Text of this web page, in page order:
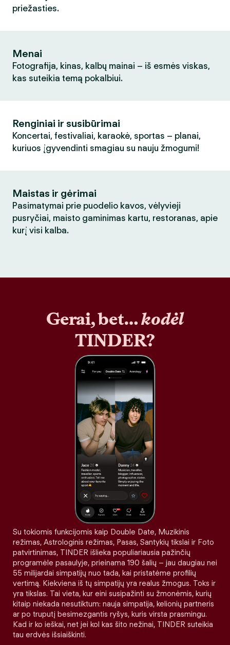
priežasties.
Menai
Fotografija, kinas, kalbų mainai – iš esmės viskas,
kas suteikia temą pokalbiui.
Renginiai ir susibūrimai
Koncertai, festivaliai, karaokė, sportas – planai,
kuriuos įgyvendinti smagiau su nauju žmogumi!
Maistas ir gėrimai
Pasimatymai prie puodelio kavos, vėlyvieji
pusryčiai, maisto gaminimas kartu, restoranas, apie
kurį visi kalba.
Gerai, bet…kodėl
TINDER?
Su tokiomis funkcijomis kaip Double Date, Muzikinis
režimas, Astrologinis režimas, Pasas, Santykių tikslai ir Foto
patvirtinimas, TINDER išlieka populiariausia pažinčių
programėle pasaulyje, prieinama 190 šalių – jau daugiau nei
55 milijardai simpatijų nuo tada, kai pristatėme profilių
vertimą. Kiekviena iš tų simpatijų yra realus žmogus. Toks ir
yra tikslas. Tai vieta, kur eini susipažinti su žmonėmis, kurių
kitaip niekada nesutiktum: nauja simpatija, kelionių partneris
ar po truputį besimezgantis ryšys, kuris virsta prasmingu.
Kad ir ko ieškai, net jei kol kas šito nežinai, TINDER suteikia
tau erdvės išsiaiškinti.